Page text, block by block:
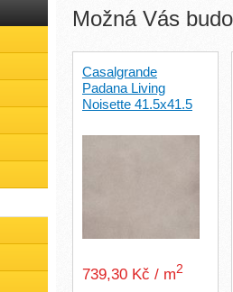
Možná Vás
Casalgrande
Padana Living
Noisette 41.5x41.5
739,30 Kč / m2